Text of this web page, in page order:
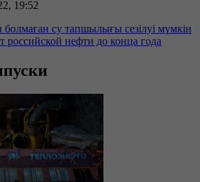
19:52
су тапшылығы сезілуі мүмкін
российской нефти до конца года